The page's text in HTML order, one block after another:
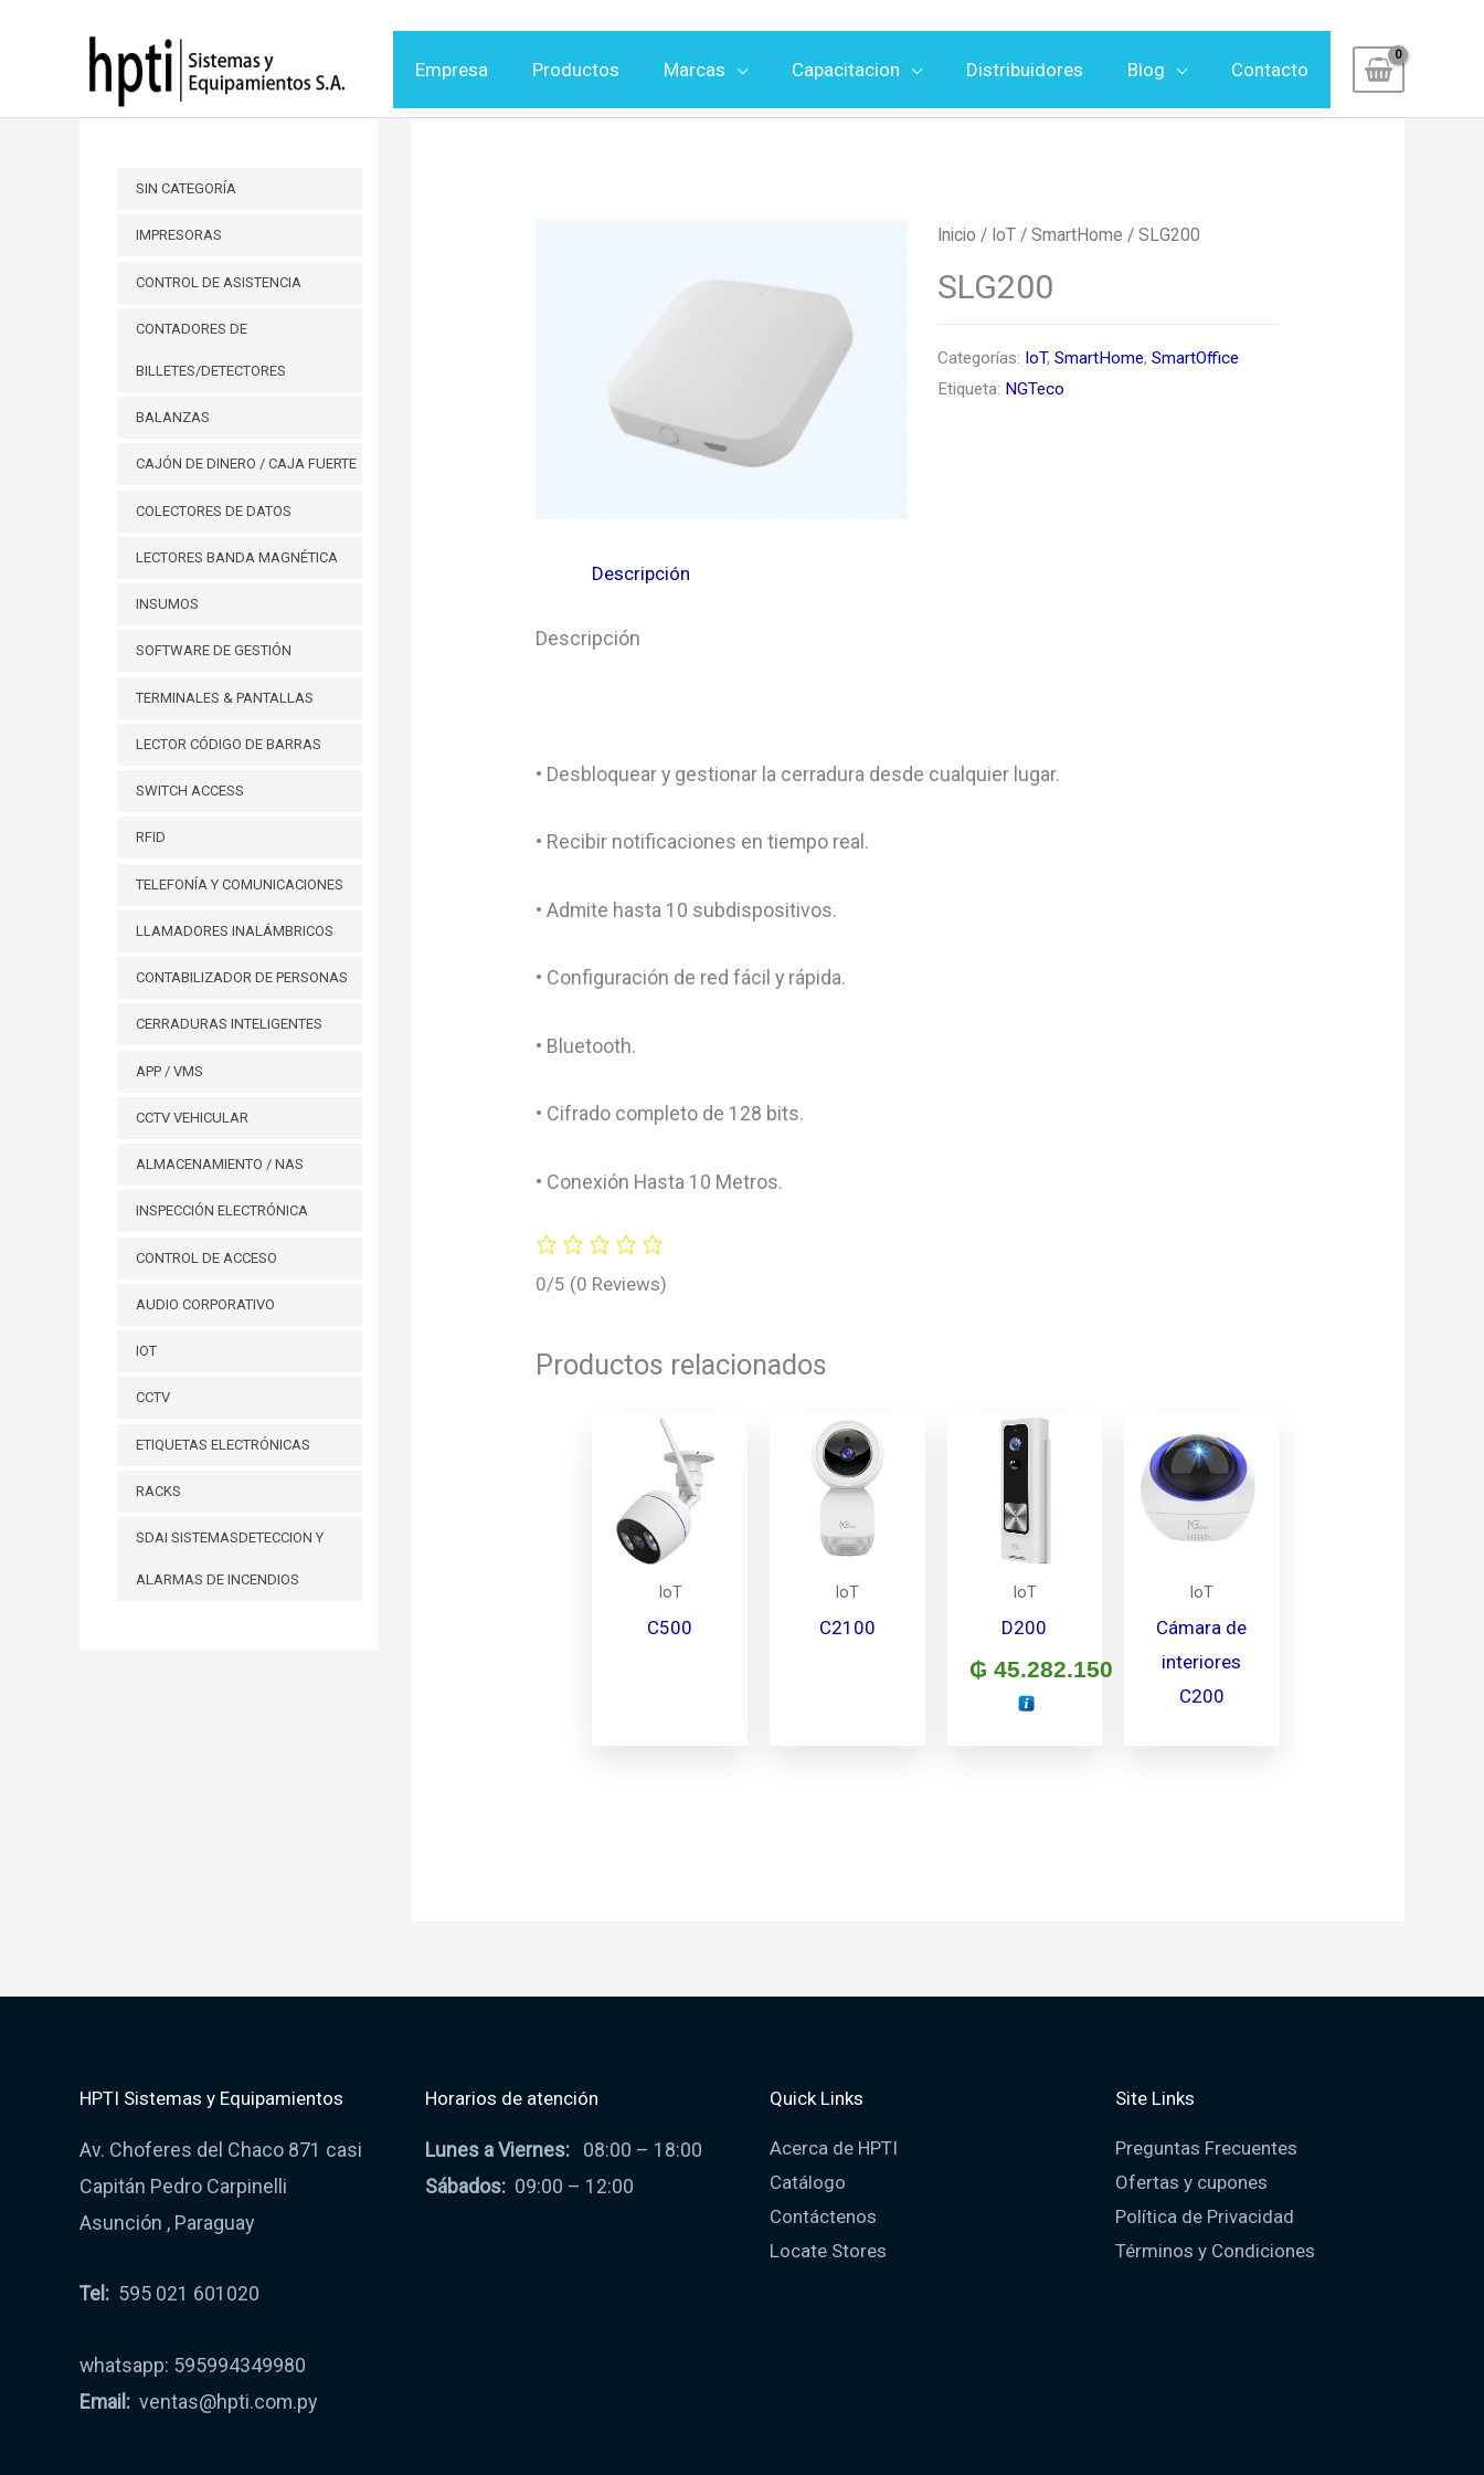
Empresa Productos Marcas Capacitacion Distribuidores Blog Contacto
SIN CATEGORÍA
IMPRESORAS
CONTROL DE ASISTENCIA
CONTADORES DE
BILLETES/DETECTORES
BALANZAS
CAJÓN DE DINERO / CAJA FUERTE
COLECTORES DE DATOS
LECTORES BANDA MAGNÉTICA
INSUMOS
SOFTWARE DE GESTIÓN
TERMINALES & PANTALLAS
LECTOR CÓDIGO DE BARRAS
SWITCH ACCESS
RFID
TELEFONÍA Y COMUNICACIONES
LLAMADORES INALÁMBRICOS
CONTABILIZADOR DE PERSONAS
CERRADURAS INTELIGENTES
APP / VMS
CCTV VEHICULAR
ALMACENAMIENTO / NAS
INSPECCIÓN ELECTRÓNICA
CONTROL DE ACCESO
AUDIO CORPORATIVO
IOT
CCTV
ETIQUETAS ELECTRÓNICAS
RACKS
SDAI SISTEMASDETECCION Y
ALARMAS DE INCENDIOS
Inicio / IoT/ SmartHome / SLG200
SLG200
Categorías: IoT, SmartHome, SmartOffice
Etiqueta: NGTeco
Descripción
Descripción
• Desbloquear y gestionar la cerradura desde cualquier lugar.
• Recibir notificaciones en tiempo real.
• Admite hasta 10 subdispositivos.
• Configuración de red fácil y rápida.
• Bluetooth.
• Cifrado completo de 128 bits.
• Conexión Hasta 10 Metros.
0/5 (0 Reviews)
Productos relacionados
IoT
C500
IoT
C2100
IoT
D200
₲ 45.282.150
IoT
Cámara de
interiores
C200
HPTI Sistemas y Equipamientos
Av. Choferes del Chaco 871 casi
Capitán Pedro Carpinelli
Asunción , Paraguay
Tel: 595 021 601020
whatsapp: 595994349980
Email: ventas@hpti.com.py
Horarios de atención
Lunes a Viernes:08:00 – 18:00
Sábados:09:00 – 12:00
Quick Links
Acerca de HPTI
Catálogo
Contáctenos
Locate Stores
Site Links
Preguntas Frecuentes
Ofertas y cupones
Política de Privacidad
Términos y Condiciones